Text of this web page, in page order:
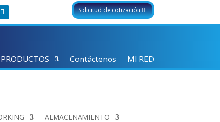
Solicitud de cotización
Contáctenos MI RED
ALMACENAMIENTO